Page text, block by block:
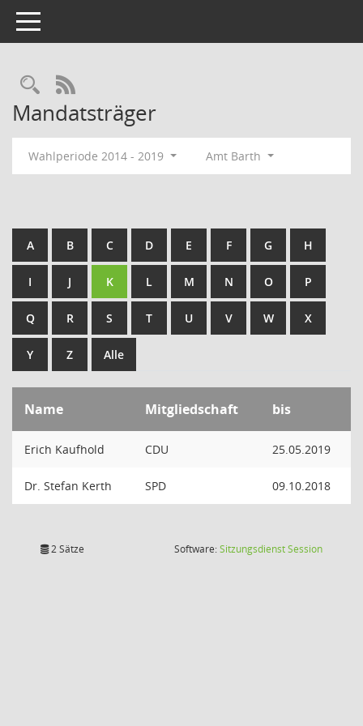
Toggle navigation
Rechercheauswahl
RSS-Feed
Mandatsträger
Wahlperiode 2014 - 2019 Amt Barth
A B C D E F G H
I J K L M N O P
Q R S T U V W X
Y Z Alle
Name Mitgliedschaft bis
Erich Kaufhold CDU 25.05.2019
Dr. Stefan Kerth SPD 09.10.2018
2 Sätze Software:SitzungsdienstSession(Wird in